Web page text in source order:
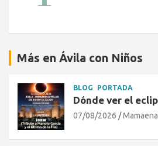
Más en Ávila con Niños
BLOG PORTADA
Dónde ver el
07/08/2026